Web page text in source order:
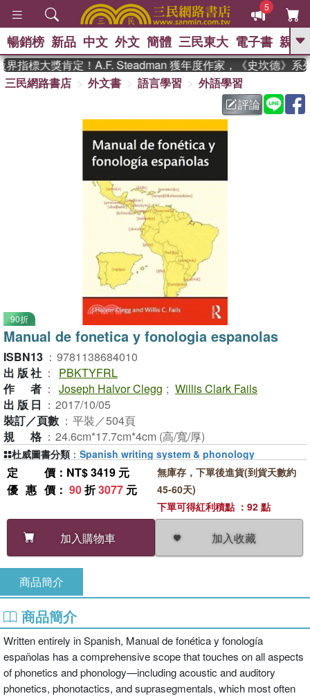
5
GO
熱搜： 東野圭吾 、 高希均教授回憶錄
父親節 、 如果歷
暑期推薦 、 國際布克
獎 臺灣漫遊錄 、 方念華
登輝時代 、 數學女孩：黎曼猜想
偉大的迷走神經
暢銷榜 新品 中文 外文 簡體 三民東大 電子書 親子
指標大獎肯定！A.F. Steadman 獲年度作家，《史坎德》系列
三民網路書店
外文書 語言學習
外語學習
評論
90折
Manual de fonetica y fonologia espanolas
ISBN13 ： 9781138684010
出版社 ：
PBKTYFRL
作者 ： Joseph Halvor Clegg ; Willis Clark Fails
出版日 ： 2017/10/05
裝訂／頁數 ： 平裝／504頁
規格 ： 24.6cm*17.7cm*4cm (高/寬/厚)
定價 ：NT$ 3419 元
優惠價 ： 90折3077 元
加入購物車 加入收藏
無庫存，下單後進貨(到貨天數約
45-60天)
下單可得紅利積點 ：92 點
杜威圖書分類 ： Spanish writing system & phonology
商品簡介
商品簡介
Written entirely in Spanish, Manual de fonética y fonología
españolas has a comprehensive scope that touches on all aspects
of phonetics and phonology—including acoustic and auditory
phonetics, phonotactics, and suprasegmentals, which most often